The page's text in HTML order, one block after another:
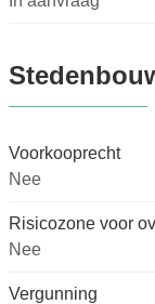
Voorkooprecht
Nee
Risicozone voor
Nee
Vergunning